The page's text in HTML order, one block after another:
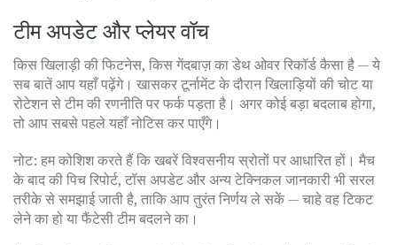
टीम अपडेट और प्लेयर वॉच
किस खिलाड़ी की फिटनेस, किस गेंदबाज़ का डेथ ओवर रिकॉर्ड कैसा है — ये
सब बातें आप यहाँ पढ़ेंगे। खासकर टूर्नामेंट के दौरान खिलाड़ियों की चोट या
रोटेशन से टीम की रणनीति पर फर्क पड़ता है। अगर कोई बड़ा बदलाब होगा,
तो आप सबसे पहले यहाँ नोटिस कर पाएँगे।
नोट: हम कोशिश करते हैं कि खबरें विश्वसनीय स्रोतों पर आधारित हों। मैच
के बाद की पिच रिपोर्ट, टॉस अपडेट और अन्य टेक्निकल जानकारी भी सरल
तरीके से समझाई जाती है, ताकि आप तुरंत निर्णय ले सकें — चाहे वह टिकट
लेने का हो या फैंटेसी टीम बदलने का।